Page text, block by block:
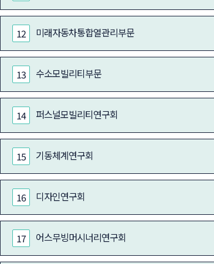
12 미래자동차통합열관리부문
13 수소모빌리티부문
14 퍼스널모빌리티연구회
15 기동체계연구회
16 디자인연구회
17 어스무빙머시너리연구회